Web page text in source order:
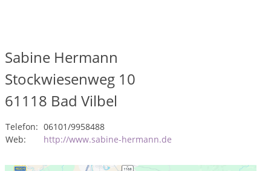
Sabine Hermann
Stockwiesenweg 10
61118 Bad Vilbel
Telefon: 06101/9958488
Web:
http://www.sabine-hermann.de